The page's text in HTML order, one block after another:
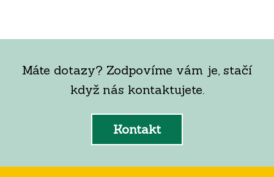
Máte dotazy? Zodpovíme vám je, stačí
když nás kontaktujete.
Kontakt